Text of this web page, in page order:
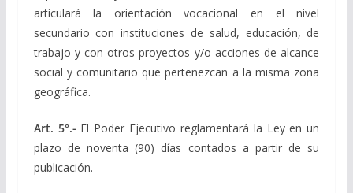
articulará la orientación vocacional en el nivel
secundario con instituciones de salud, educación, de
trabajo y con otros proyectos y/o acciones de alcance
social y comunitario que pertenezcan a la misma zona
geográfica.
Art. 5°.- El Poder Ejecutivo reglamentará la Ley en un
plazo de noventa (90) días contados a partir de su
publicación.